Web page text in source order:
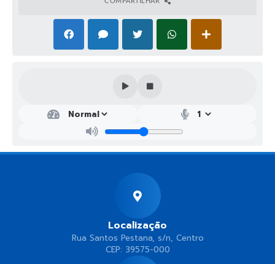
Localização
Rua Santos Pestana, s/n, Centro
CEP: 39575-000